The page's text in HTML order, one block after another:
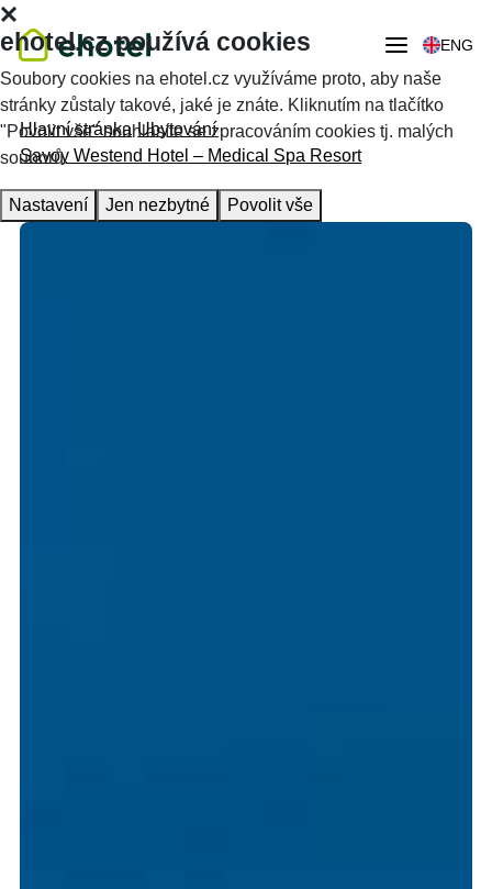
ENG
Hlavní stránka Ubytování
Savoy Westend Hotel – Medical Spa Resort
ehotel.cz používá cookies
Soubory cookies na ehotel.cz využíváme proto, aby naše
stránky zůstaly takové, jaké je znáte. Kliknutím na tlačítko
"Povolit vše" souhlasíte se zpracováním cookies tj. malých
souborů.
Nastavení Jen nezbytné Povolit vše